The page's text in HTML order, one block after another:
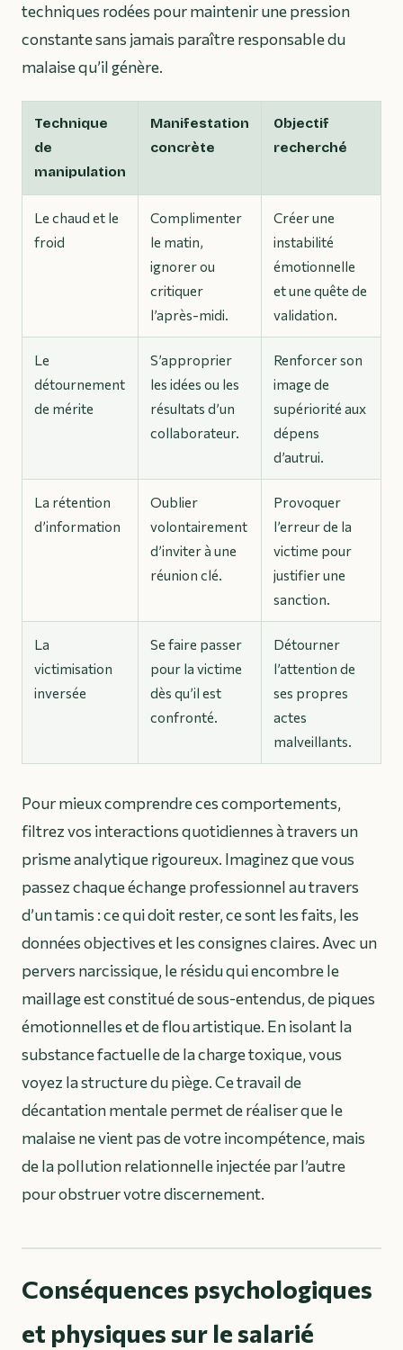
techniques rodées pour maintenir une pression
constante sans jamais paraître responsable du
malaise qu’il génère.
Technique
de
manipulation
Manifestation
concrète
Objectif
recherché
Le chaud et le
froid
Complimenter
le matin,
ignorer ou
critiquer
l’après-midi.
Créer une
instabilité
émotionnelle
et une quête de
validation.
Le
détournement
de mérite
S’approprier
les idées ou les
résultats d’un
collaborateur.
Renforcer son
image de
supériorité aux
dépens
d’autrui.
La rétention
d’information
Oublier
volontairement
d’inviter à une
réunion clé.
Provoquer
l’erreur de la
victime pour
justifier une
sanction.
La
victimisation
inversée
Se faire passer
pour la victime
dès qu’il est
confronté.
Détourner
l’attention de
ses propres
actes
malveillants.
Pour mieux comprendre ces comportements,
filtrez vos interactions quotidiennes à travers un
prisme analytique rigoureux. Imaginez que vous
passez chaque échange professionnel au travers
d’un tamis : ce qui doit rester, ce sont les faits, les
données objectives et les consignes claires. Avec un
pervers narcissique, le résidu qui encombre le
maillage est constitué de sous-entendus, de piques
émotionnelles et de flou artistique. En isolant la
substance factuelle de la charge toxique, vous
voyez la structure du piège. Ce travail de
décantation mentale permet de réaliser que le
malaise ne vient pas de votre incompétence, mais
de la pollution relationnelle injectée par l’autre
pour obstruer votre discernement.
Conséquences psychologiques
et physiques sur le salarié